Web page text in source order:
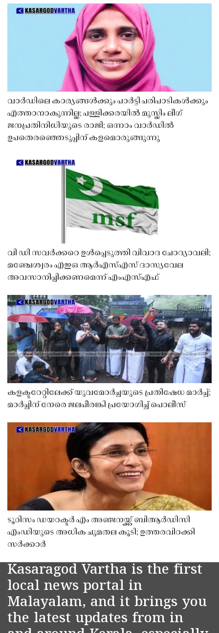
വാർഡിലെ കാര്യങ്ങൾക്കും പാർട്ടി പരിപാടികൾക്കും
എത്താനാകുന്നില്ല; പള്ളിക്കരയിൽ മുസ്ലിം ലീഗ്
ജനപ്രതിനിധിയുടെ രാജി; ഒന്നാം വാർഡിൽ
ഉപതെരഞ്ഞെടുപ്പിന് കളമൊരുങ്ങുന്നു
വി ഡി സവർക്കറെ ഉൾപ്പെടുത്തി വിവാദ ചോദ്യാവലി;
മഞ്ചേശ്വരം എഇഒ ആർഎസ്എസ് ദാസ്യവേല
അവസാനിപ്പിക്കണമെന്ന് എംഎസ്എഫ്
കളക്ടറേറ്റിലേക്ക് യുവമോർച്ചയുടെ പ്രതിഷേധ മാർച്ച്;
മാർച്ചിന് നേരെ ജലപീരങ്കി പ്രയോഗിച്ച് പൊലീസ്
ടൂറിസം ഡയറക്ടർ എം അഞ്ജനയ്ക്ക് ബിആർഡിസി
എംഡിയുടെ അധിക ചുമതല കൂടി; ഉത്തരവിറക്കി
സർക്കാർ
Kasaragod Vartha is the first
local news portal in
Malayalam, and it brings you
the latest updates from in